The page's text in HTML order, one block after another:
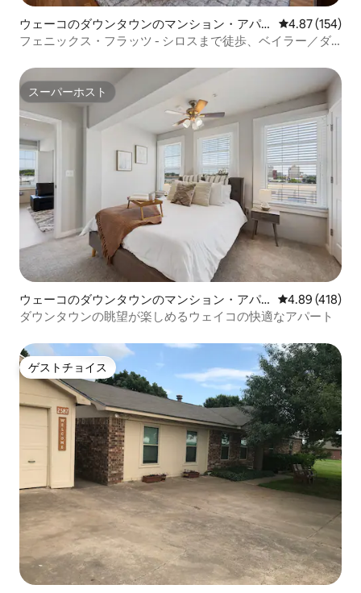
ウェーコのダウンタウンのマンション・アパ
ート
レビュー154
4.87 (154)
フェニックス・フラッツ - シロスまで徒歩、ベイラー／ダ
スーパーホスト
スーパーホスト
ウェーコのダウンタウンのマンション・アパ
ート
レビュー418
4.89 (418)
ダウンタウンの眺望が楽しめるウェイコの快適なアパート
ゲストチョイス
ゲストチョイス